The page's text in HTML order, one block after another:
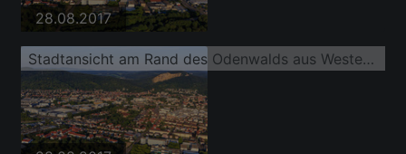
28.08.2017
Stadtansicht am Rand des Odenwalds aus Westen mit Wormser Straße und Hans-Freudenberg-Schule